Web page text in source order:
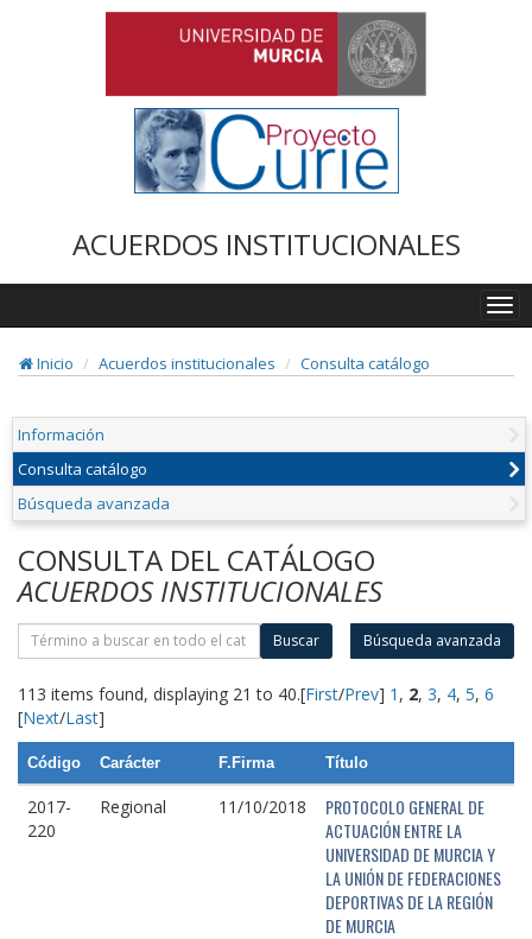
ACUERDOS INSTITUCIONALES
Inicio
Acuerdos institucionales Consulta catálogo
Información
Consulta catálogo
Búsqueda avanzada
CONSULTA DEL CATÁLOGO
ACUERDOS INSTITUCIONALES
Buscar Búsqueda avanzada
113 items found, displaying 21 to 40.[First/Prev] 1 , 2, 3, 4, 5, 6
[Next/Last]
Código Carácter F.Firma Título
2017-
220
Regional 11/10/2018
PROTOCOLO GENERAL DE
ACTUACIÓN ENTRE LA
UNIVERSIDAD DE MURCIA Y
LA UNIÓN DE FEDERACIONES
DEPORTIVAS DE LA REGIÓN
DE MURCIA